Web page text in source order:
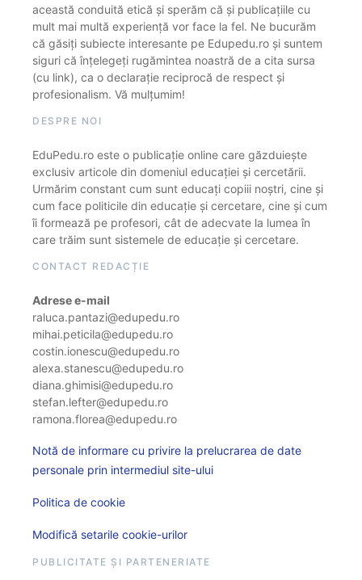
această conduită etică și sperăm că și publicațiile cu
mult mai multă experiență vor face la fel. Ne bucurăm
că găsiți subiecte interesante pe Edupedu.ro și suntem
siguri că înțelegeți rugămintea noastră de a cita sursa
(cu link), ca o declarație reciprocă de respect și
profesionalism. Vă mulțumim!
DESPRE NOI
EduPedu.ro este o publicație online care găzduiește
exclusiv articole din domeniul educației și cercetării.
Urmărim constant cum sunt educați copiii noștri, cine și
cum face politicile din educație și cercetare, cine și cum
îi formează pe profesori, cât de adecvate la lumea în
care trăim sunt sistemele de educație și cercetare.
CONTACT REDACȚIE
Adrese e-mail
raluca.pantazi@edupedu.ro
mihai.peticila@edupedu.ro
costin.ionescu@edupedu.ro
alexa.stanescu@edupedu.ro
diana.ghimisi@edupedu.ro
stefan.lefter@edupedu.ro
ramona.florea@edupedu.ro
Notă de informare cu privire la prelucrarea de date
personale prin intermediul site-ului
Politica de cookie
Modifică setarile cookie-urilor
PUBLICITATE ȘI PARTENERIATE